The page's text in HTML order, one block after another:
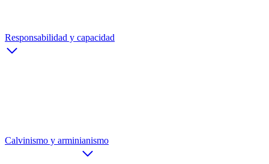
Responsabilidad y capacidad
Calvinismo y arminianismo